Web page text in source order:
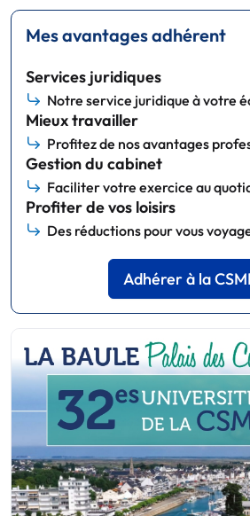
Mes avantages adhérent
Services juridiques
Notre service juridique à votre
Mieux travailler
Profitez de nos avantages
Gestion du cabinet
Faciliter votre exercice au
Profiter de vos loisirs
Des réductions pour vous
Adhérer à la